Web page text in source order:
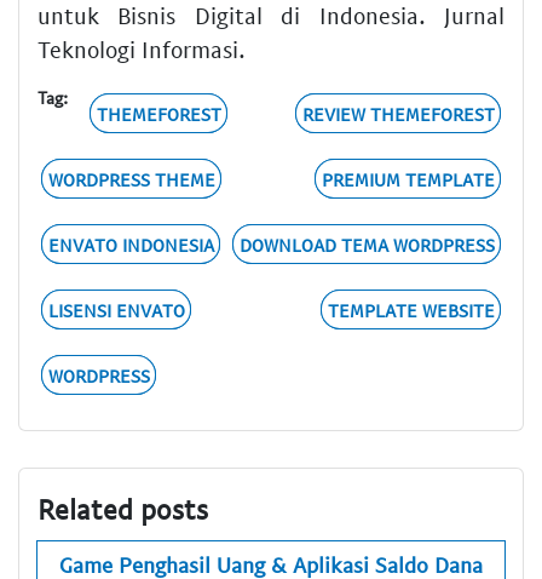
untuk Bisnis Digital di Indonesia. Jurnal
Teknologi Informasi.
Tag:
THEMEFOREST REVIEW THEMEFOREST
WORDPRESS THEME PREMIUM TEMPLATE
ENVATO INDONESIA DOWNLOAD TEMA WORDPRESS
LISENSI ENVATO TEMPLATE WEBSITE
WORDPRESS
Related posts
Game Penghasil Uang & Aplikasi Saldo Dana